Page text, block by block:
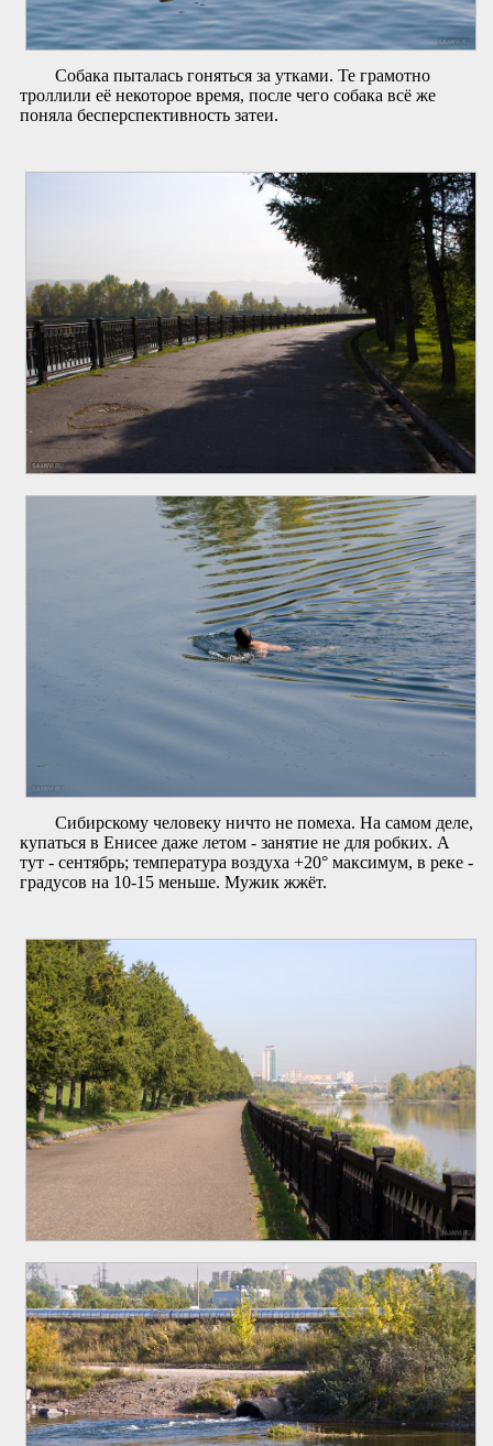
Собака пыталась гоняться за утками. Те грамотно
троллили её некоторое время, после чего собака всё же
поняла бесперспективность затеи.
Сибирскому человеку ничто не помеха. На самом деле,
купаться в Енисее даже летом - занятие не для робких. А
тут - сентябрь; температура воздуха +20° максимум, в реке -
градусов на 10-15 меньше. Мужик жжёт.